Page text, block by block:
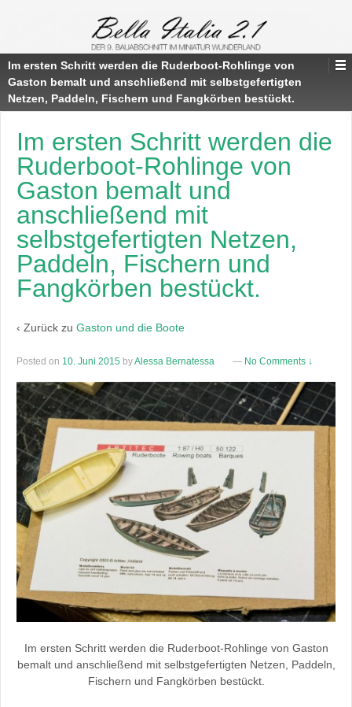
Im ersten Schritt werden die Ruderboot-Rohlinge von
Gaston bemalt und anschließend mit selbstgefertigten
Netzen, Paddeln, Fischern und Fangkörben bestückt.
Im ersten Schritt werden die
Ruderboot-Rohlinge von
Gaston bemalt und
anschließend mit
selbstgefertigten Netzen,
Paddeln, Fischern und
Fangkörben bestückt.
‹ Zurück zu Gaston und die Boote
Posted on 10. Juni 2015 byAlessa Bernatessa — No Comments ↓
Im ersten Schritt werden die Ruderboot-Rohlinge von Gaston
bemalt und anschließend mit selbstgefertigten Netzen, Paddeln,
Fischern und Fangkörben bestückt.